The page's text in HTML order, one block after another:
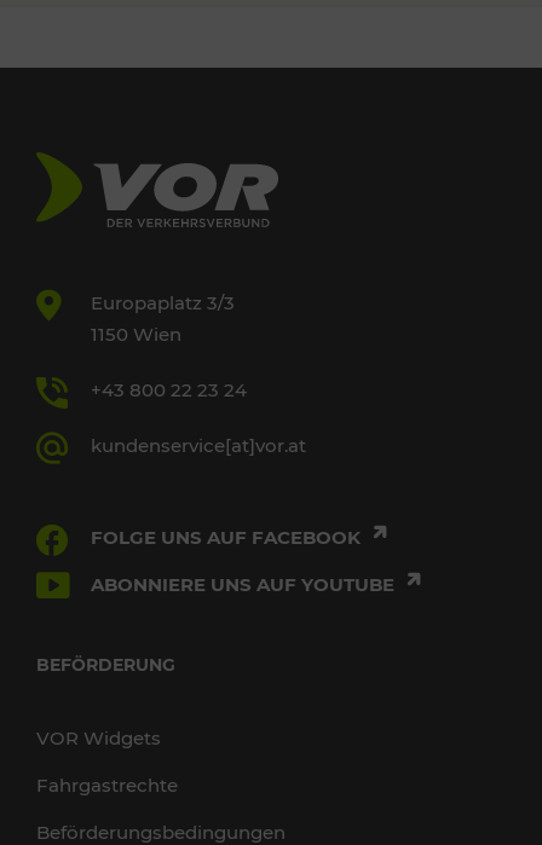
Europaplatz 3/3
1150 Wien
+43 800 22 23 24
kundenservice[at]vor.at
FOLGE UNS AUF FACEBOOK
ABONNIERE UNS AUF YOUTUBE
BEFÖRDERUNG
VOR Widgets
Fahrgastrechte
Beförderungsbedingungen